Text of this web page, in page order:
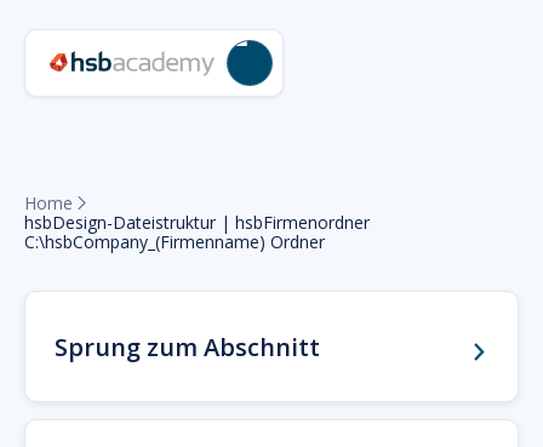
Home 
hsbDesign-Dateistruktur | hsbFirmenordner
C:\hsbCompany_(Firmenname) Ordner
Sprung zum Abschnitt